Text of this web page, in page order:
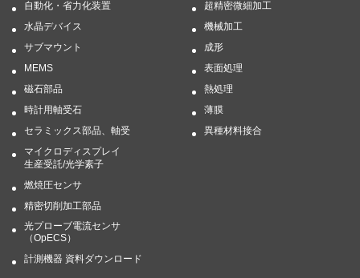
自動化・省力化装置
水晶デバイス
サブマウント
MEMS
磁石部品
時計用軸受石
セラミックス部品、軸受
マイクロディスプレイ
生産受託/光学素子
燃焼圧センサ
精密切削加工部品
光プローブ電流センサ
（OpECS）
計測機器 資料ダウンロード
超精密微細加工
機械加工
成形
表面処理
熱処理
薄膜
異種材料接合